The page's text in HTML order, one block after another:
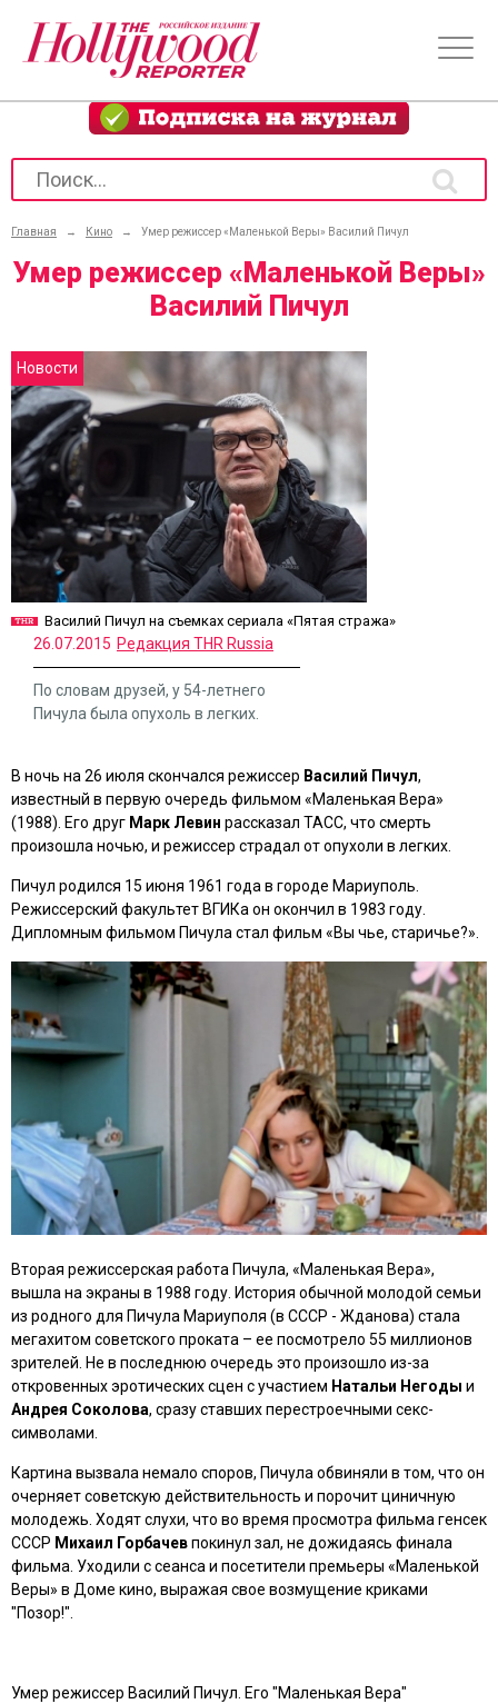
Главная → Кино → Умер режиссер «Маленькой Веры» Василий Пичул
Умер режиссер «Маленькой Веры»
Василий Пичул
Новости
Василий Пичул на съемках сериала «Пятая стража»
26.07.2015 Редакция THR Russia
По словам друзей, у 54-летнего
Пичула была опухоль в легких.
В ночь на 26 июля скончался режиссер Василий Пичул,
известный в первую очередь фильмом «Маленькая Вера»
(1988). Его друг Марк Левин рассказал ТАСС, что смерть
произошла ночью, и режиссер страдал от опухоли в легких.
Пичул родился 15 июня 1961 года в городе Мариуполь.
Режиссерский факультет ВГИКа он окончил в 1983 году.
Дипломным фильмом Пичула стал фильм «Вы чье, старичье?».
Вторая режиссерская работа Пичула, «Маленькая Вера»,
вышла на экраны в 1988 году. История обычной молодой семьи
из родного для Пичула Мариуполя (в СССР - Жданова) стала
мегахитом советского проката – ее посмотрело 55 миллионов
зрителей. Не в последнюю очередь это произошло из-за
откровенных эротических сцен с участием Натальи Негоды и
Андрея Соколова, сразу ставших перестроечными секс-
символами.
Картина вызвала немало споров, Пичула обвиняли в том, что он
очерняет советскую действительность и порочит циничную
молодежь. Ходят слухи, что во время просмотра фильма генсек
СССР Михаил Горбачевпокинул зал, не дожидаясь финала
фильма. Уходили с сеанса и посетители премьеры «Маленькой
Веры» в Доме кино, выражая свое возмущение криками
"Позор!".
Умер режиссер Василий Пичул. Его "Маленькая Вера"